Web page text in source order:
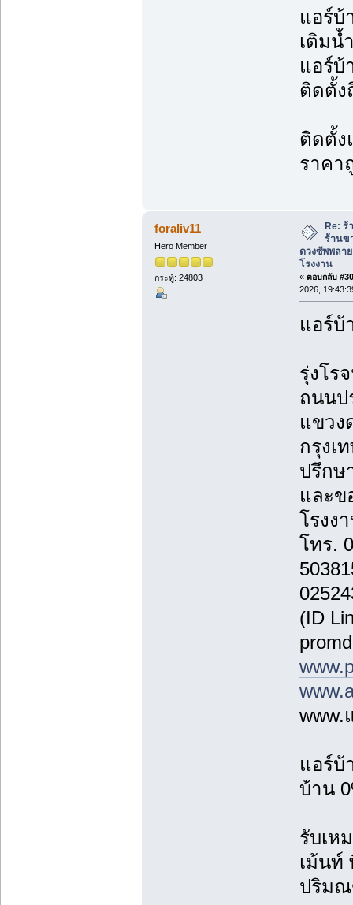
แอร์บ้
เติมน้
แอร์บ้
ติดตั้ง
ติดตั้ง
ราคา
foraliv11
Hero Member
กระทู้: 24803
Re:
ร้านข
ดวงซัพพลา
โรงงาน
« ตอบกลับ
2026,
แอร์บ้
รุ่งโร
ถนนป
แขวง
กรุงเ
ปรึกษ
และข
โรงง
โทร.
(ID
www.
แอร์บ้
บ้าน
รับเห
เม้นท์
ปริม